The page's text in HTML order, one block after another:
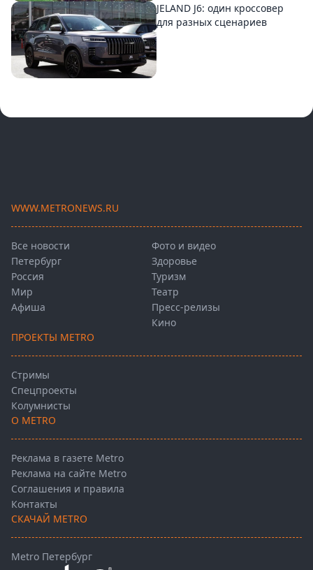
JELAND J6: один кроссовер
для разных сценариев
WWW.METRONEWS.RU
Все новости
Петербург
Россия
Мир
Афиша
Фото и видео
Здоровье
Туризм
Театр
Пресс-релизы
Кино
ПРОЕКТЫ METRO
Стримы
Спецпроекты
Колумнисты
О METRO
Реклама в газете Metro
Реклама на сайте Metro
Соглашения и правила
Контакты
СКАЧАЙ METRO
Metro Петербург